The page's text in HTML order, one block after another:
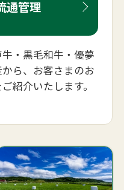
通管理
・黒毛和牛・優夢
ら、お客さまのお
紹介いたします。